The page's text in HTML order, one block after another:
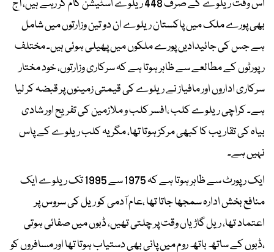
اس وقت ریلوے کے صرف 448 ریلوے اسٹیشن کام کر رہے ہیں، آج
بھی پورے ملک میں پاکستان ریلوے ان دو تین وزارتوں میں شامل
ہے جس کی جائیدادیں پورے ملکوں میں پھیلی ہوئی ہیں۔ مختلف
رپورٹوں کے مطالعے سے ظاہر ہوتا ہے کہ سرکاری وزارتوں، خود مختار
سرکاری اداروں اور مافیاز نے ریلوے کی قیمتی زمینوں پر قبضہ کر لیا
ہے۔ کراچی ریلوے کلب ،افسر کلب و ملازمین کی تفریح اور شادی
بیاہ کی تقاریب کا کبھی مرکز ہوتا تھا، مگر یہ کلب ریلوے کے پاس
نہیں ہے۔
ایک رپورٹ سے ظاہر ہوتا ہے کہ 1975 سے 1995 تک ریلوے ایک
منافع بخش ادارہ سمجھا جاتا تھا ،عام آدمی کو ریل کی سروس پر
اعتماد تھا، ریل گاڑیاں وقت پر چلتی تھیں، ڈبوں میں صفائی ہوتی
،ڈبوں کے ساتھ باتھ روم میں پانی بھی دستیاب ہوتا تھا اور مسافروں کو